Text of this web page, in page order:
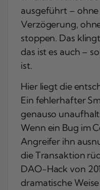
ausgeführt –
Verzögerung,
stoppen. Das
das ist es auch –
ist.
Hier liegt die
Ein fehlerhafter
genauso
Wenn ein Bug im
Angreifer ihn
die Transaktion
DAO-Hack von
dramatische